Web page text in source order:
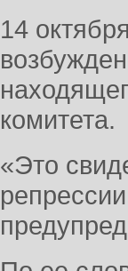
14
комитета.
«Это